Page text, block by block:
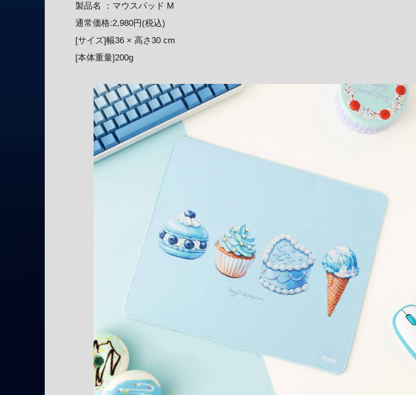
製品名 ：マウスパッド M
通常価格:2,980円(税込)
[サイズ]幅36 × 高さ30 cm
[本体重量]200g